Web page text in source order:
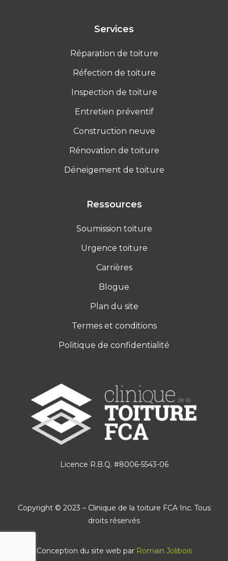
Services
Réparation de toiture
Réfection de toiture
Inspection de toiture
Entretien préventif
Construction neuve
Rénovation de toiture
Déneigement de toiture
Ressources
Soumission toiture
Urgence toiture
Carrières
Blogue
Plan du site
Termes et conditions
Politique de confidentialité
Licence R.B.Q. #8006-5543-06
Copyright © 2023 – Clinique de la toiture FCA Inc. Tous
droits réservés
Conception du site web par Romain Jolibois